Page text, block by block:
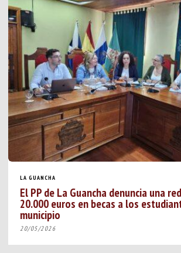
LA GUANCHA
El PP de La Guancha denuncia una
20.000 euros en becas a los
municipio
20/05/2026